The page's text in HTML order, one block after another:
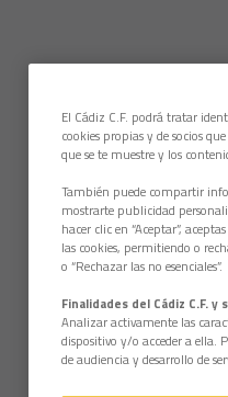
El Cádiz C.F. podrá tratar
cookies propias y de socios
que se te muestre y los
También puede compartir
mostrarte publicidad
hacer clic en “Aceptar”,
las cookies, permitiendo o
o “Rechazar las no esenciales”.
Finalidades del Cádiz C.F. y
Analizar activamente las
dispositivo y/o acceder a ella.
de audiencia y desarrollo de